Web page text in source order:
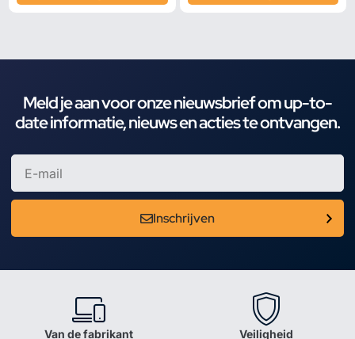
Meld je aan voor onze nieuwsbrief om up-to-
date informatie, nieuws en acties te ontvangen.
Inschrijven
Van de fabrikant Veiligheid